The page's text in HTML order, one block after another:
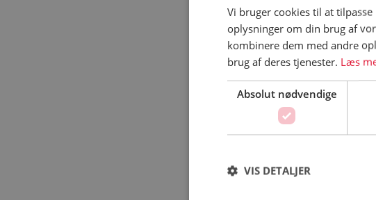
Vi
Vi bruger cookies til at
oplysninger om din brug af
kombinere dem med andre
brug af deres tjenester. Læs
Absolut nødvendige
VIS DETALJER